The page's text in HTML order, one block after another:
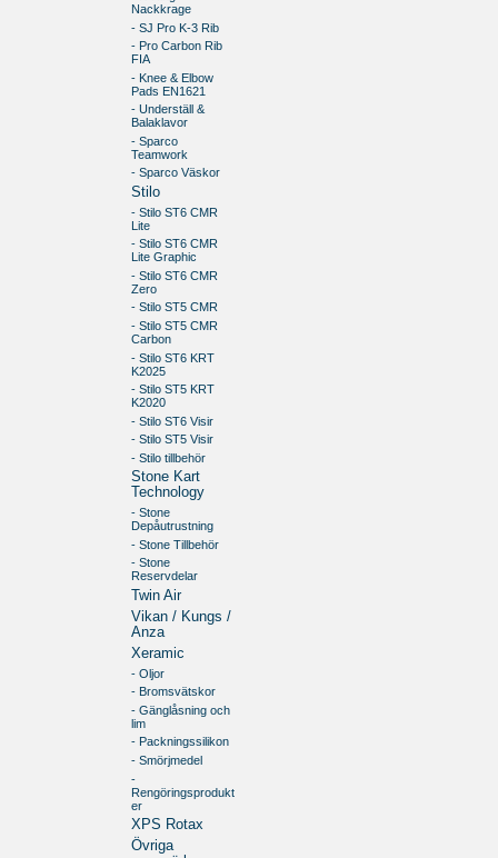
Nackkrage
- SJ Pro K-3 Rib
- Pro Carbon Rib
FIA
- Knee & Elbow
Pads EN1621
- Underställ &
Balaklavor
- Sparco
Teamwork
- Sparco Väskor
Stilo
- Stilo ST6 CMR
Lite
- Stilo ST6 CMR
Lite Graphic
- Stilo ST6 CMR
Zero
- Stilo ST5 CMR
- Stilo ST5 CMR
Carbon
- Stilo ST6 KRT
K2025
- Stilo ST5 KRT
K2020
- Stilo ST6 Visir
- Stilo ST5 Visir
- Stilo tillbehör
Stone Kart
Technology
- Stone
Depåutrustning
- Stone Tillbehör
- Stone
Reservdelar
Twin Air
Vikan / Kungs /
Anza
Xeramic
- Oljor
- Bromsvätskor
- Gänglåsning och
lim
- Packningssilikon
- Smörjmedel
-
Rengöringsprodukt
er
XPS Rotax
Övriga